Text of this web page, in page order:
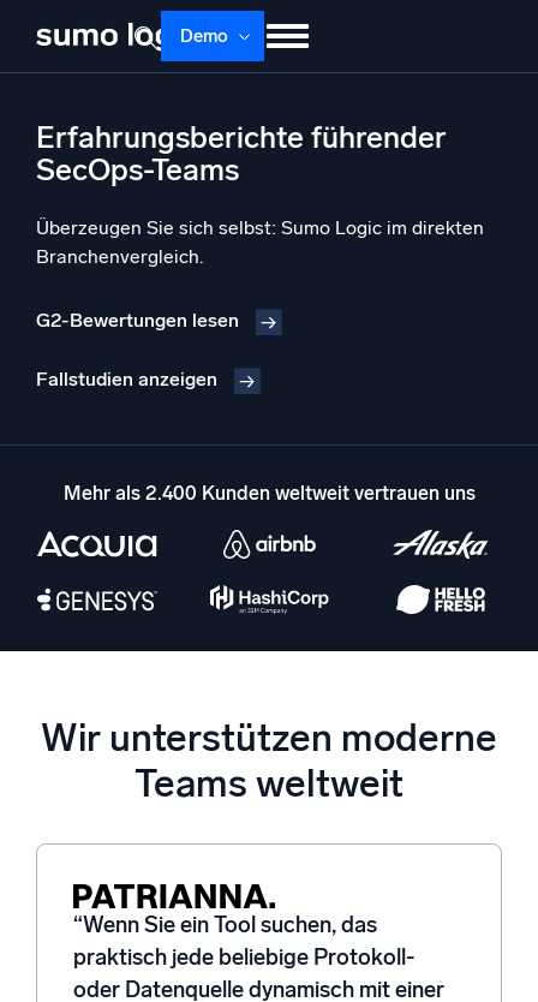
content
Demo
Lernen Über uns
Überwachen, Fehler beheben, automatisieren und verteidigen
Unterstützt durch KI/ML
Proprietäre Algorithmen, maschinelles Lernen und generative KI
reagieren
Protokolle für Sicherheit
Intelligente Cloud-Abläufe
Protokollanalyse
Erkennen und beheben mit umfassender Transparenz
Erfahrungsberichte führender
SecOps-Teams
Überzeugen Sie sich selbst: Sumo Logic im direkten
Branchenvergleich.
G2-Bewertungen lesen
Fallstudien anzeigen
Mehr als 2.400 Kunden weltweit vertrauen uns
Wir unterstützen moderne
Teams weltweit
“Wenn Sie ein Tool suchen, das
praktisch jede beliebige Protokoll-
oder Datenquelle dynamisch mit einer